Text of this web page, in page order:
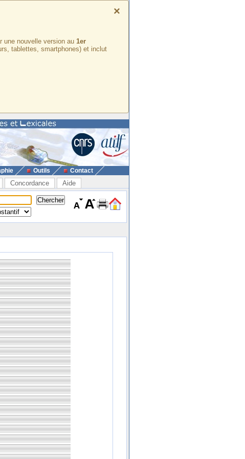
×
une nouvelle version au 1er
tablettes, smartphones) et inclut
Outils Contact
Concordance Aide